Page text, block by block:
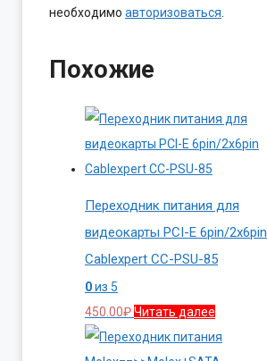
необходимо авторизоваться.
Похожие
Переходник питания для
видеокарты PCI-E 6pin/2х6pin
Cablexpert CC-PSU-85
0из 5
450.00₽Читать далее